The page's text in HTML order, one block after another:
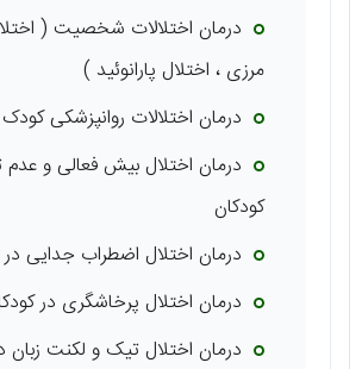
درمان اختلالات شخصیت (
مرزی ، اختلال پارانوئید )
درمان اختلالات روانپزشکی
درمان اختلال بیش فعالی و عدم
کودکان
درمان اختلال اضطراب جدایی در
درمان اختلال پرخاشگری در
درمان اختلال تیک و لکنت زبان